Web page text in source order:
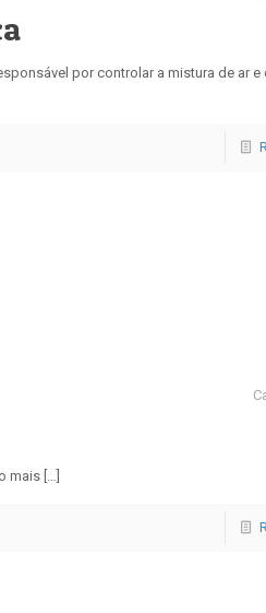
por controlar a mistura de ar e
[…]